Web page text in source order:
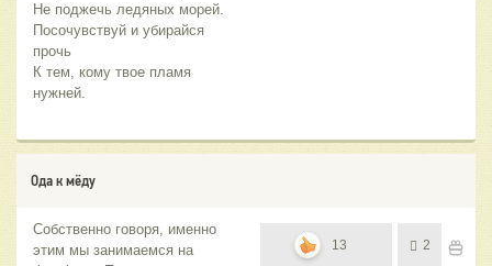
Не поджечь ледяных морей.
Посочувствуй и убирайся
прочь
К тем, кому твое пламя
нужней.
Ода к мёду
Собственно говоря, именно
этим мы занимаемся на
13 2